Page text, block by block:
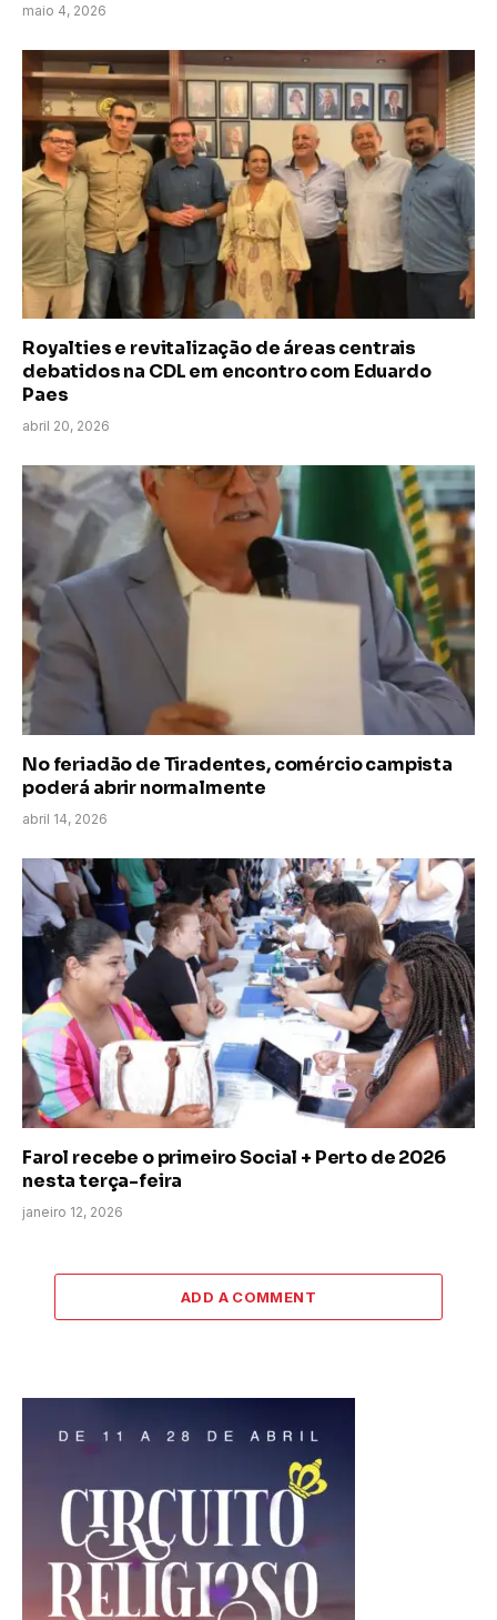
maio 4, 2026
Royalties e revitalização de áreas centrais
debatidos na CDL em encontro com Eduardo
Paes
abril 20, 2026
No feriadão de Tiradentes, comércio campista
poderá abrir normalmente
abril 14, 2026
Farol recebe o primeiro Social + Perto de 2026
nesta terça-feira
janeiro 12, 2026
ADD A COMMENT